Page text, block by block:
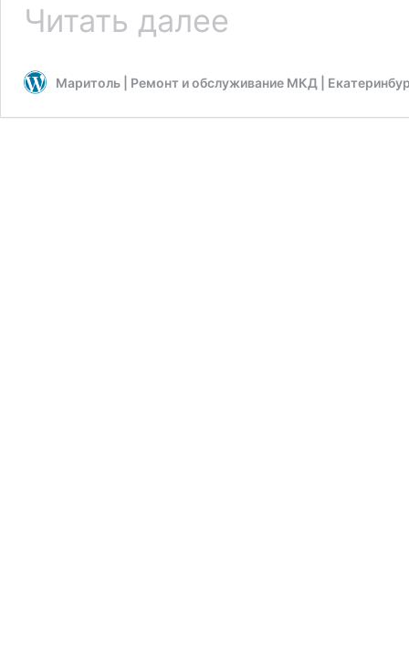
Читать далее
собрания
Маритоль | Ремонт и обслуживание МКД |